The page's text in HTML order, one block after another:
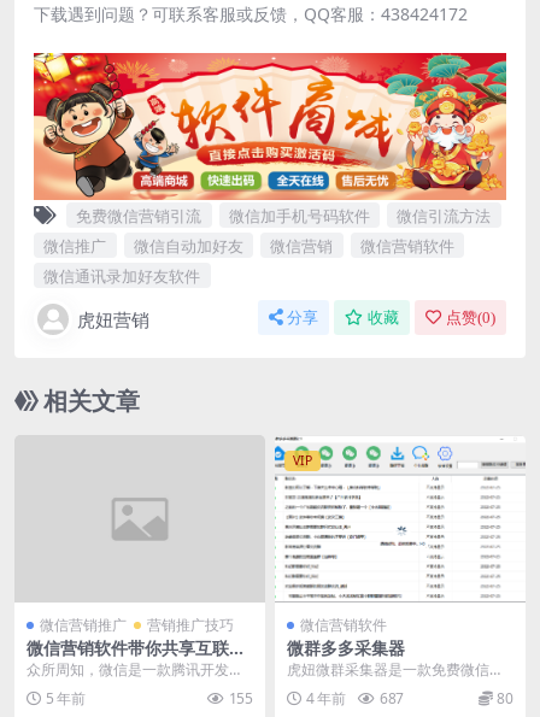
下载遇到问题？可联系客服或反馈，QQ客服：438424172
免费微信营销引流 微信加手机号码软件
微信引流方法
微信推广
微信自动加好友 微信营销
微信营销软件
微信通讯录加好友软件
虎妞营销 分享 收藏 点赞(0)
相关文章
微信营销推广 营销推广技巧
微信营销软件带你共享互联网
趋势红利
众所周知，微信是一款腾讯开发的
通讯APP，自电子支付功能普及以
来，微信的使用率更...
5 年前 155
VIP
微信营销软件
微群多多采集器
虎妞微群采集器是一款免费微信群
采集软件，软件采集贴吧分享出来
的群二维码，对指定贴...
4 年前 687 80